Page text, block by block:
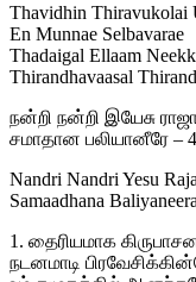
Thavidhin Thiravukolai
En Munnae Selbavarae
Thadaigal Ellaam
Thirandhavaasal
நன்றி நன்றி இயேசு
சமாதான பலியானீரே – 4
Nandri Nandri Yesu Raja
Samaadhana
1. தைரியமாக
நடனமாடி